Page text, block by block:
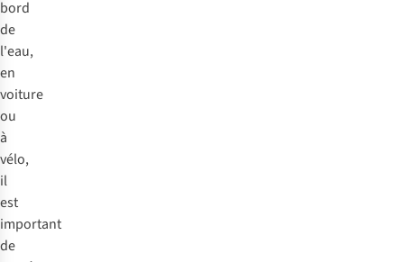
bord
de
l'eau,
en
voiture
ou
à
vélo,
il
est
important
de